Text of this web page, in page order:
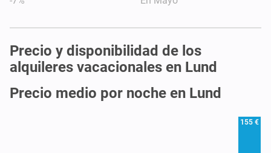
Precio y disponibilidad de los
alquileres vacacionales en Lund
Precio medio por noche en Lund
155 €